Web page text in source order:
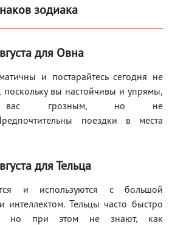
зодиака
для Овна
и постарайтесь сегодня не
поскольку вы настойчивы и упрямы,
вас грозным, но не
поездки в места
для Тельца
и используются с большой
интеллектом. Тельцы часто быстро
но при этом не знают, как